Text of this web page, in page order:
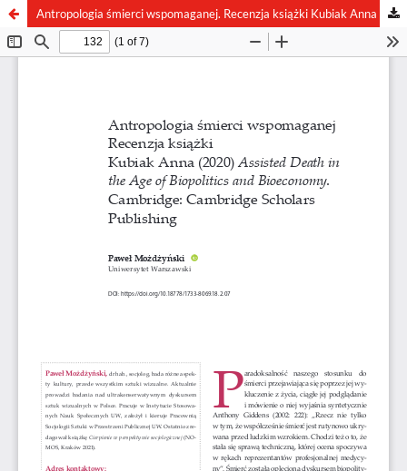
Antropologia śmierci wspomaganej. Recenzja książki Kubiak Anna (2020) Assisted Death in the Age of Biopolitics and Bioeconomy. Cambridge: Cambridge Scholars Publishing